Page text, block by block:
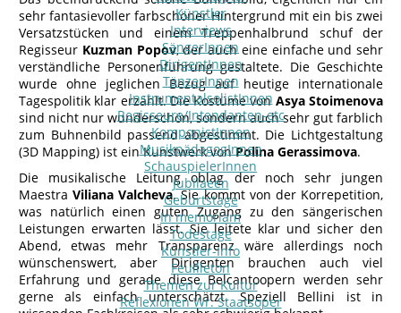
Künstler
Interviews
SängerInnen
DirigentInnen
TänzerInnen
InstrumentalsolistInnen
Regisseure/Intendanten-etc
KomponistInnen
MusikpädagogInnen
SchauspielerInnen
Jubilaeen
Geburtstage
In memoriam
Todestage
Künstler-Info
Feuilleton
Themen zur Kultur
Reflexionen Wr. Staatsoper
sehr fantasievoller farbschöner Hintergrund mit ein bis zwei
Versatzstücken und einem Treppenhalbrund schuf der
Regisseur Kuzman Popov, der auch eine einfache und sehr
verständliche Personenführung gestaltete. Die Geschichte
wurde ohne jeglichen Bezug auf heutige internationale
Tagespolitik klar erzählt. Die Kostüme vonAsya Stoimenova
sind nicht nur wunderschön, sondern auch sehr gut farblich
zum Buhnenbild passend abgestimmt. Die Lichtgestaltung
(3D Mapping) ist ein Kunstwerk vonPolina Gerassimova.
Die musikalische Leitung oblag der noch sehr jungen
MaestraViliana Valcheva. Sie kommt von der Korrepetition,
was natürlich einen guten Zugang zu den sängerischen
Leistungen erwarten lässt. Sie leitete klar und sicher den
Abend, etwas mehr Transparenz wäre allerdings noch
wünschenswert, aber Dirigenten brauchen auch viel
Erfahrung und gerade diese Belcantoopern werden sehr
gerne als einfach unterschätzt. Speziell Bellini ist in